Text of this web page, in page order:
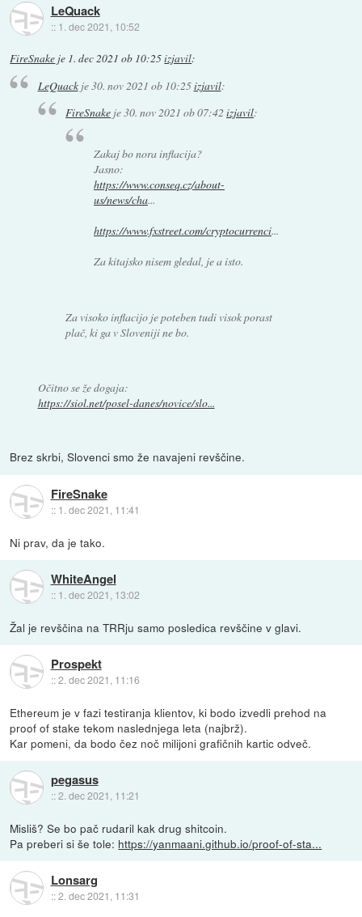
LeQuack
:: 1. dec 2021, 10:52
FireSnake je 1. dec 2021 ob 10:25izjavil:
LeQuackje30. nov 2021 ob 10:25izjavil:
FireSnake je30. nov 2021 ob 07:42izjavil:
Zakaj bo nora inflacija?
Jasno:
https://www.conseq.cz/about-
us/news/cha...
https://www.fxstreet.com/cryptocurrenci...
Za kitajsko nisem gledal, je a isto.
Za visoko inflacijo je poteben tudi visok porast
plač, ki ga v Sloveniji ne bo.
Očitno se že dogaja:
https://siol.net/posel-danes/novice/slo...
Brez skrbi, Slovenci smo že navajeni revščine.
FireSnake
:: 1. dec 2021, 11:41
Ni prav, da je tako.
WhiteAngel
:: 1. dec 2021, 13:02
Žal je revščina na TRRju samo posledica revščine v glavi.
Prospekt
::2. dec 2021, 11:16
Ethereum je v fazi testiranja klientov, ki bodo izvedli prehod na
proof of stake tekom naslednjega leta (najbrž).
Kar pomeni, da bodo čez noč milijoni grafičnih kartic odveč.
pegasus
::2. dec 2021, 11:21
Misliš? Se bo pač rudaril kak drug shitcoin.
Pa preberi si še tole: https://yanmaani.github.io/proof-of-sta...
Lonsarg
::2. dec 2021, 11:31